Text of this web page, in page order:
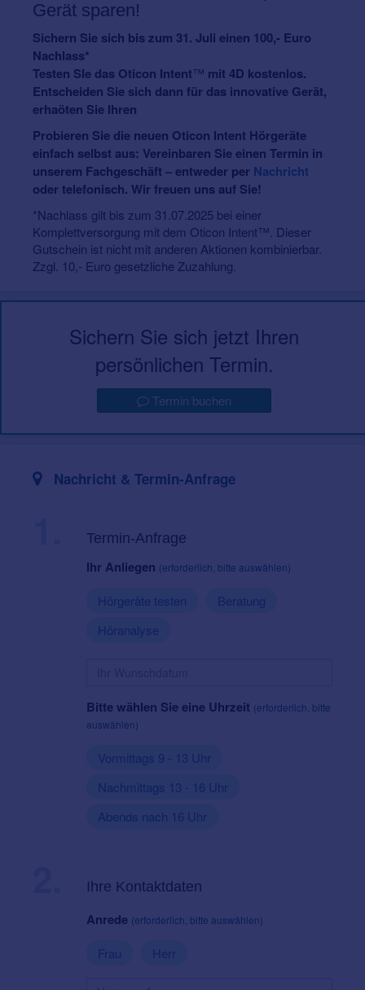
Gerät sparen!
Sichern Sie sich bis zum 31. Juli einen 100,- Euro
Nachlass*
Testen SIe das Oticon Intent™ mit 4D kostenlos.
Entscheiden Sie sich dann für das innovative Gerät,
erhaöten Sie Ihren
Probieren Sie die neuen Oticon Intent Hörgeräte
einfach selbst aus: Vereinbaren Sie einen Termin in
unserem Fachgeschäft – entweder per Nachricht
oder telefonisch. Wir freuen uns auf Sie!
*Nachlass gilt bis zum 31.07.2025 bei einer
Komplettversorgung mit dem Oticon Intent™. Dieser
Gutschein ist nicht mit anderen Aktionen kombinierbar.
Zzgl. 10,- Euro gesetzliche Zuzahlung.
Sichern Sie sich jetzt Ihren
persönlichen Termin.
Termin buchen
Nachricht & Termin-Anfrage
Termin-Anfrage
Ihr Anliegen (erforderlich, bitte auswählen)
Hörgeräte testen
Beratung
Höranalyse
Bitte wählen Sie eine Uhrzeit (erforderlich, bitte
auswählen)
Vormittags 9 - 13 Uhr
Nachmittags 13 - 16 Uhr
Abends nach 16 Uhr
Ihre Kontaktdaten
Anrede (erforderlich, bitte auswählen)
Frau Herr